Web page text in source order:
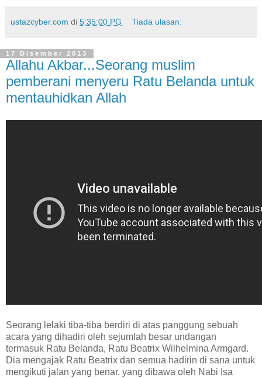
ustazcyber.com di 5:35:00 PG Tiada ulasan:
17 Disember 2013
Allahu Akbar...Seorang muslim
pemberani menyeru Ratu Belanda untuk
mentauhidkan Allah
Seorang lelaki tiba-tiba berdiri di atas panggung sebuah
acara yang dihadiri oleh sejumlah besar undangan
termasuk Ratu Belanda, Ratu Beatrix Wilhelmina Armgard.
Dia mengajak Ratu Beatrix dan semua hadirin di sana untuk
mengikuti jalan yang benar, yang dibawa oleh Nabi Isa